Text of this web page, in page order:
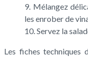
Mélangez
les enrober de
Servez la
Les fiches